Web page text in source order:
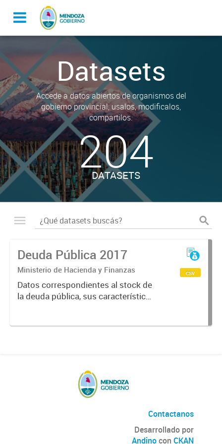
Datasets
Accede a datos abiertos de organismos del
gobierno provincial, usalos, modificalos,
compartilos.
204
DATASETS
Deuda Pública 2017
Ministerio de Hacienda y Finanzas
Datos correspondientes al stock de
la deuda pública, sus características
vigentes, calificaciones al emisor.
csv
Contactanos
Desarrollado por
Andinocon CKAN